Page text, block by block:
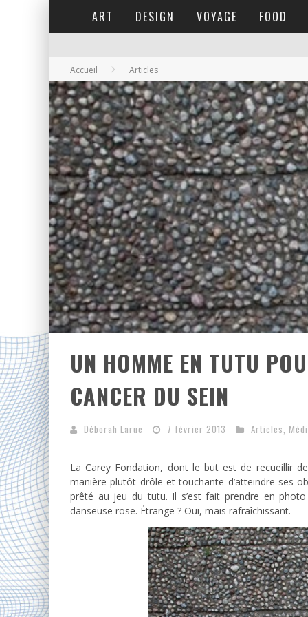
ART DESIGN VOYAGE FOOD
Accueil Articles
UN HOMME EN TUTU
CANCER DU SEIN
Déborah Larue 7 février 2013 Articles,
La Carey Fondation, dont le but est de recueillir
manière plutôt drôle et touchante d’atteindre ses
prêté au jeu du tutu. Il s’est fait prendre en
danseuse rose. Étrange ? Oui, mais rafraîchissant.